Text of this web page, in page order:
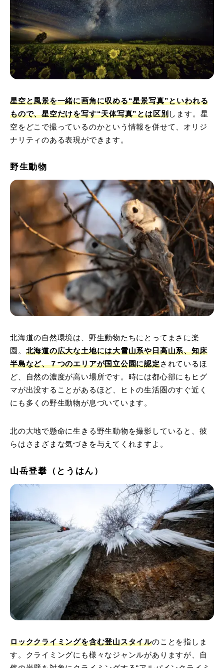
星空と風景を一緒に画角に収める“星景写真”といわれる
もので、星空だけを写す“天体写真”とは区別します。星
空をどこで撮っているのかという情報を併せて、オリジ
ナリティのある表現ができます。
野生動物
北海道の自然環境は、野生動物たちにとってまさに楽
園。 北海道の広大な土地には大雪山系や日高山系、知床
半島など、７つのエリアが国立公園に認定されているほ
ど、自然の濃度が高い場所です。時には都心部にもヒグ
マが出没することがあるほど、ヒトの生活圏のすぐ近く
にも多くの野生動物が息づいています。
北の大地で懸命に生きる野生動物を撮影していると、彼
らはさまざまな気づきを与えてくれますよ。
山岳登攀（とうはん）
ロッククライミングを含む登山スタイルのことを指しま
す。クライミングにも様々なジャンルがありますが、自